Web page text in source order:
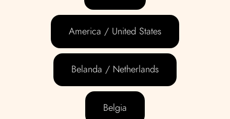
America / United States
Belanda / Netherlands
Belgia